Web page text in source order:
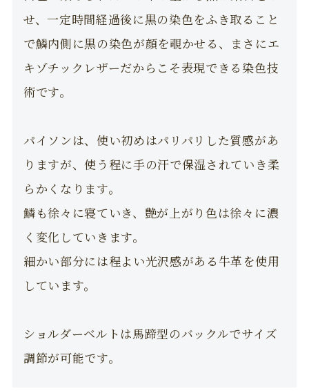
せ、一定時間経過後に黒の染色をふき取ること
で鱗内側に黒の染色が顔を覗かせる、まさにエ
キゾチックレザーだからこそ表現できる染色技
術です。
パイソンは、使い初めはパリパリした質感があ
りますが、使う程に手の汗で保湿されていき柔
らかくなります。
鱗も徐々に寝ていき、艶が上がり色は徐々に濃
く変化していきます。
細かい部分には程よい光沢感がある牛革を使用
しています。
ショルダーベルトは馬蹄型のバックルでサイズ
調節が可能です。